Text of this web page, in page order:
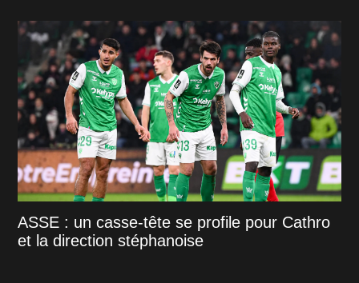
ASSE : un casse-tête se profile pour Cathro
et la direction stéphanoise